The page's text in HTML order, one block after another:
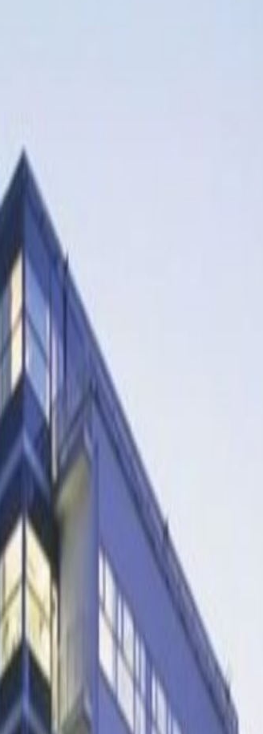
SASBÉRC U. 1, TÓPARK, 2051
Irodatér
a
weboldalról
Coworking asztalok
a
weboldalról
Gyors árajánlat
Időpont foglalása
megtekintéshez